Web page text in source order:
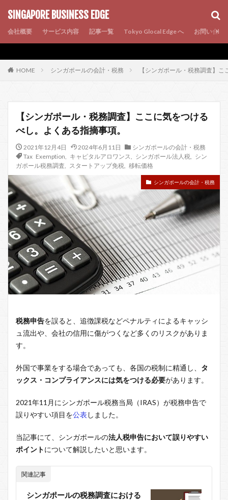
SINGAPORE BUSINESS EDGE
会社概要 サービス内容 記事一覧 Tokyo Glocal Edge へ お問い合わ
HOME シンガポールの会計・税務 【シンガポール・税務調査】
【シンガポール・税務調査】ここに気をつける
べし。よくある指摘事項。
2021年12月4日 2024年6月11日
シンガポールの会計・税務
Tax Exemption
キャピタルアロワンス シンガポール法人税
シン
ガポール税務調査
スタートアップ免税 移転価格
シンガポールの会計・税務
税務申告を誤ると、追徴課税などペナルティによるキャッシ
ュ流出や、会社の信用に傷がつくなど多くのリスクがありま
す。
外国で事業をする場合であっても、各国の税制に精通し、 タ
ックス・コンプライアンスには気をつける必要があります。
2021年11月にシンガポール税務当局（IRAS）が税務申告で
誤りやすい項目を公表 しました。
当記事にて、シンガポールの法人税申告において誤りやすい
ポイントについて解説したいと思います。
関連記事
シンガポールの税務調査における
AMP SEO PWA